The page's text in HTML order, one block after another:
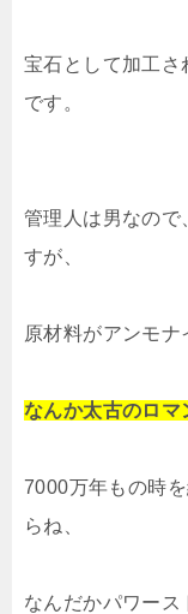
宝石として加工さ
です。
管理人は男なので
すが、
原材料がアンモナ
なんか太古のロマ
7000万年もの時
らね、
なんだかパワース